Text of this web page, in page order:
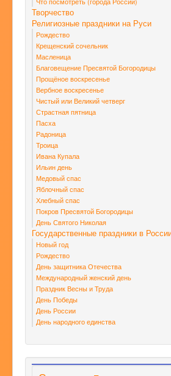
Творчество
Религиозные праздники на Руси
Рождество
Крещенский сочельник
Масленица
Благовещение Пресвятой Богородицы
Прощёное воскресенье
Вербное воскресенье
Чистый или Великий четверг
Страстная пятница
Пасха
Радоница
Троица
Ивана Купала
Ильин день
Медовый спас
Яблочный спас
Хлебный спас
Покров Пресвятой Богородицы
День Святого Николая
Государственные праздники в
Новый год
Рождество
День защитника Отечества
Международный женский день
Праздник Весны и Труда
День Победы
День России
День народного единства